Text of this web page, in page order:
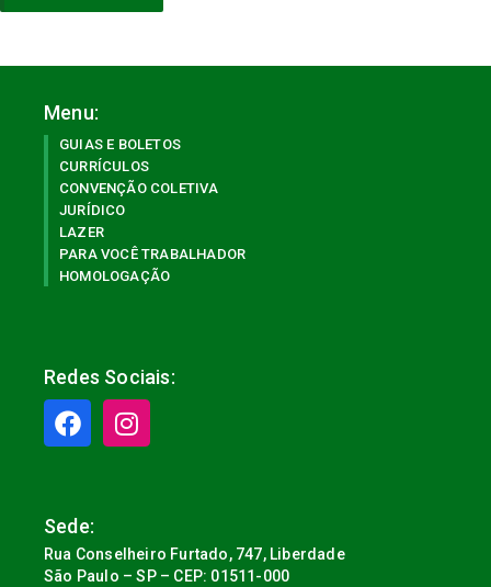
Menu:
GUIAS E BOLETOS
CURRÍCULOS
CONVENÇÃO COLETIVA
JURÍDICO
LAZER
PARA VOCÊ TRABALHADOR
HOMOLOGAÇÃO
Redes Sociais:
Sede:
Rua Conselheiro Furtado, 747, Liberdade
São Paulo – SP – CEP: 01511-000